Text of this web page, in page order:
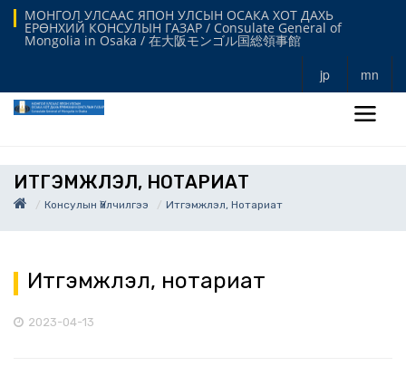
МОНГОЛ УЛСААС ЯПОН УЛСЫН ОСАКА ХОТ ДАХЬ
ЕРӨНХИЙ КОНСУЛЫН ГАЗАР / Consulate General of
Mongolia in Osaka / 在大阪モンゴル国総領事館
jp mn
ИТГЭМЖЛЭЛ, НОТАРИАТ
Консулын Үйлчилгээ Итгэмжлэл, Нотариат
Итгэмжлэл, нотариат
2023-04-13